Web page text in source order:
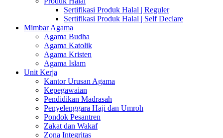
Sertifikasi Produk Halal | Reguler
Sertifikasi Produk Halal | Self Declare
Mimbar Agama
Agama Budha
Agama Katolik
Agama Kristen
Agama Islam
Unit Kerja
Kantor Urusan Agama
Kepegawaian
Pendidikan Madrasah
Penyelenggara Haji dan Umroh
Pondok Pesantren
Zakat dan Wakaf
Zona Integritas